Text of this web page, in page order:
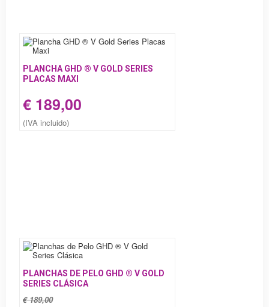
PLANCHA GHD ® V GOLD SERIES
PLACAS MAXI
€ 189,00
(IVA incluido)
PLANCHAS DE PELO GHD ® V GOLD
SERIES CLÁSICA
€ 189,00